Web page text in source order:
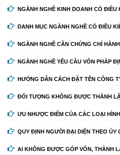
NGÀNH NGHỀ KINH DOANH CÓ ĐIỀU
DANH MỤC NGÀNH NGHỀ CÓ ĐIỀU
NGÀNH NGHỀ CẦN CHỨNG CHỈ
NGÀNH NGHỀ YÊU CẦU VỐN PHÁP
HƯỚNG DẪN CÁCH ĐẶT TÊN CÔNG
ĐỐI TƯỢNG KHÔNG ĐƯỢC THÀNH
ƯU NHƯỢC ĐIỂM CỦA CÁC LOẠI
QUY ĐỊNH NGƯỜI ĐẠI DIỆN THEO ỦY
AI KHÔNG ĐƯỢC GÓP VỐN, THÀNH